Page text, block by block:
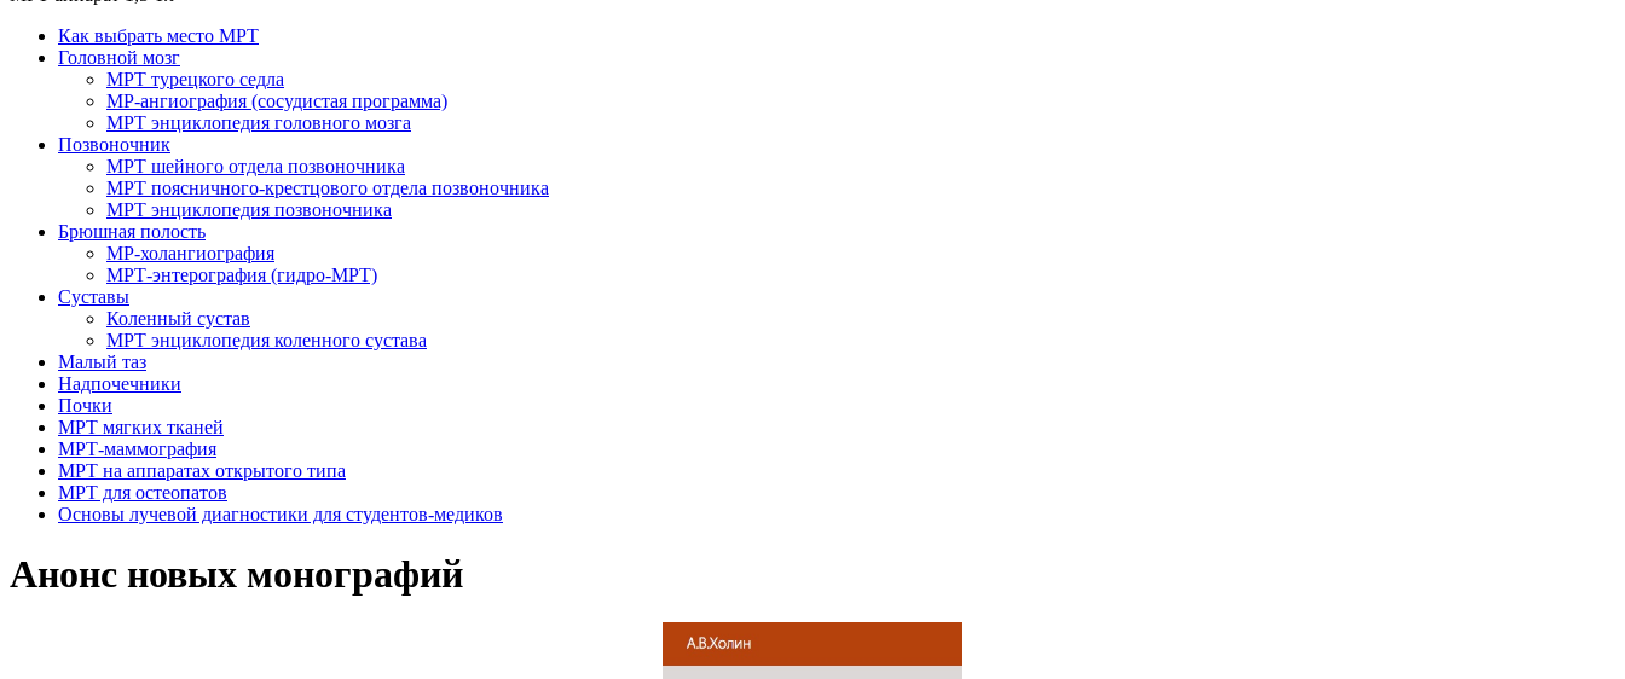
Как выбрать место МРТ
Головной мозг
МРТ турецкого седла
МР-ангиография (сосудистая программа)
МРТ энциклопедия головного мозга
Позвоночник
МРТ шейного отдела позвоночника
МРТ поясничного-крестцового отдела позвоночника
МРТ энциклопедия позвоночника
Брюшная полость
МР-холангиография
МРТ-энтерография (гидро-МРТ)
Суставы
Коленный сустав
МРТ энциклопедия коленного сустава
Малый таз
Надпочечники
Почки
МРТ мягких тканей
МРТ-маммография
МРТ на аппаратах открытого типа
МРТ для остеопатов
Основы лучевой диагностики для студентов-медиков
Анонс новых монографий